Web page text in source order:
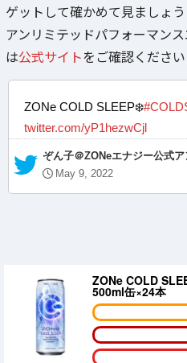
ゲットして確かめて見ましょう
アンリミテッドパフォーマン
は公式サイトをご確認ください
ZONe COLD SLEEP❄️
twitter.com/yP1hezwCjl
— ぞん子＠ZONeエナジー公式
May 9, 2022
ZONe COLD
500ml缶×24本